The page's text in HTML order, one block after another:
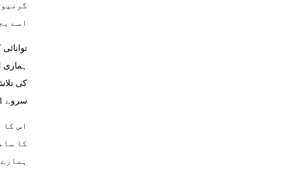
اسے
ہماری
کی
سروے 2021-22 نے کی۔
اس
کا